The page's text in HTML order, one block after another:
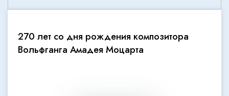
270 лет со дня рождения композитора
Вольфганга Амадея Моцарта